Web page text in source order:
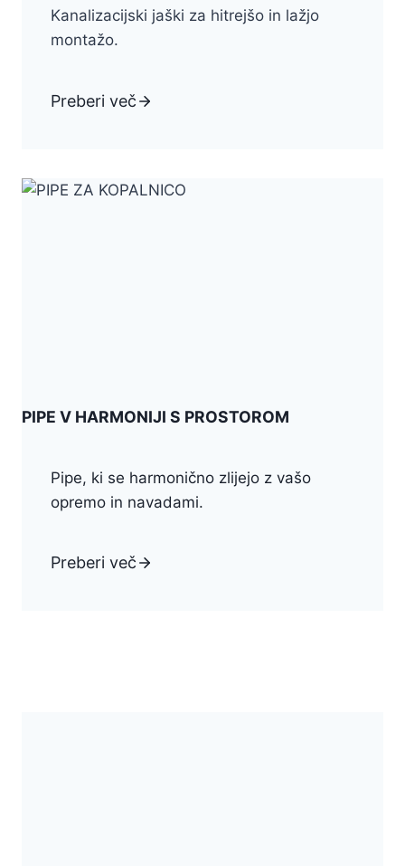
Kanalizacijski jaški za hitrejšo in lažjo
montažo.
Preberi več
PIPE V HARMONIJI S PROSTOROM
Pipe, ki se harmonično zlijejo z vašo
opremo in navadami.
Preberi več